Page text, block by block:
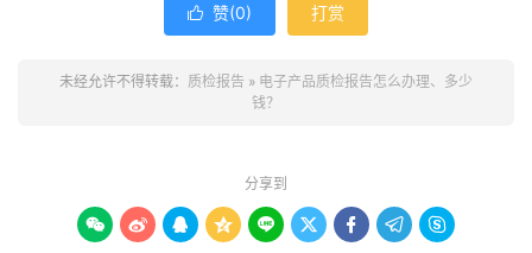
 赞(0) 打赏
未经允许不得转载： 质检报告 » 电子产品质检报告怎么办理、多少
钱？
分享到
        